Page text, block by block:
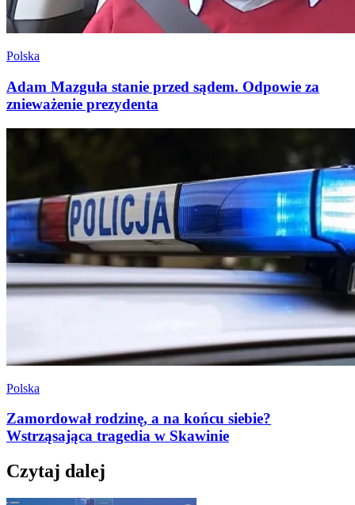
Polska
Adam Mazguła stanie przed sądem. Odpowie za
znieważenie prezydenta
Polska
Zamordował rodzinę, a na końcu siebie?
Wstrząsająca tragedia w Skawinie
Czytaj dalej